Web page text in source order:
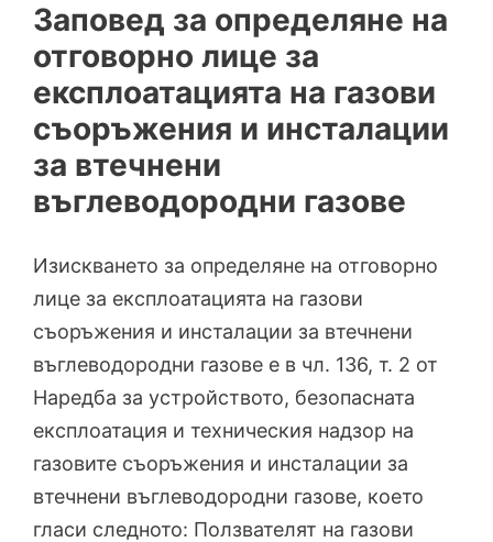
Заповед за определяне на
отговорно лице за
експлоатацията на газови
съоръжения и инсталации
за втечнени
въглеводородни газове
Изискването за определяне на отговорно
лице за експлоатацията на газови
съоръжения и инсталации за втечнени
въглеводородни газове е в чл. 136, т. 2 от
Наредба за устройството, безопасната
експлоатация и техническия надзор на
газовите съоръжения и инсталации за
втечнени въглеводородни газове, което
гласи следното: Ползвателят на газови